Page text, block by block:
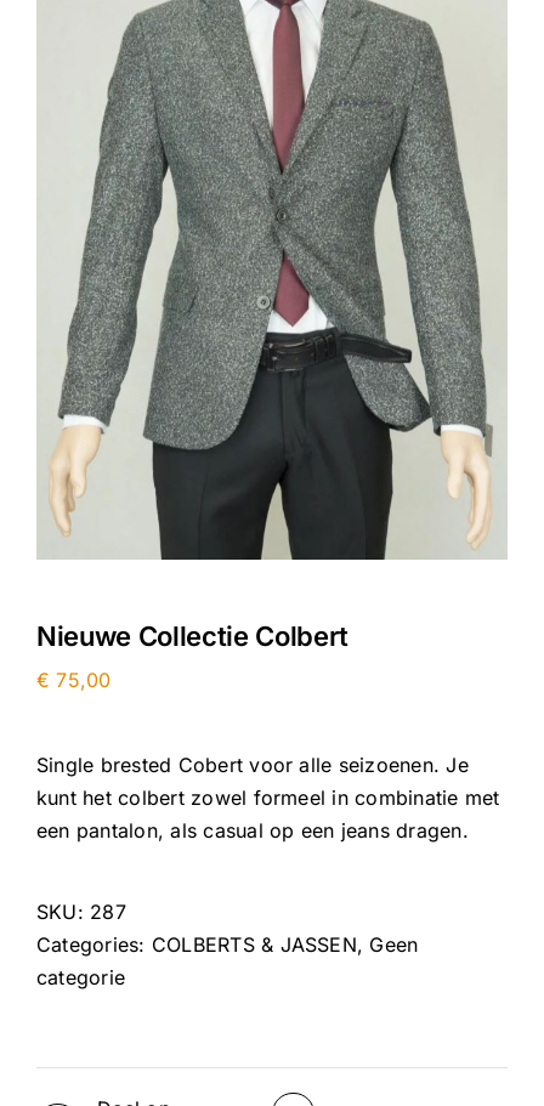
Nieuwe Collectie Colbert
€ 75,00
Single brested Cobert voor alle seizoenen. Je
kunt het colbert zowel formeel in combinatie met
een pantalon, als casual op een jeans dragen.
SKU: 287
Categories: COLBERTS & JASSEN, Geen
categorie